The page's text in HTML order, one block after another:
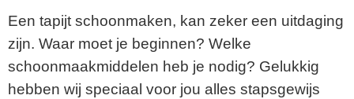
Een tapijt schoonmaken, kan zeker een uitdaging
zijn. Waar moet je beginnen? Welke
schoonmaakmiddelen heb je nodig? Gelukkig
hebben wij speciaal voor jou alles stapsgewijs